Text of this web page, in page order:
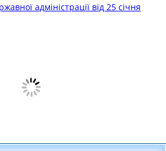
адміністрації від 25 січня